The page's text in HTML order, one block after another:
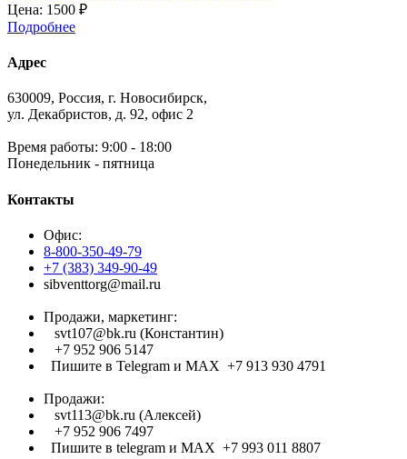
Цена: 1500 ₽
Подробнее
Адрес
630009, Россия, г. Новосибирск,
ул. Декабристов, д. 92, офис 2
Время работы: 9:00 - 18:00
Понедельник - пятница
Контакты
Офис:
8-800-350-49-79
+7 (383) 349-90-49
sibventtorg@mail.ru
Продажи, маркетинг:
svt107@bk.ru (Константин)
+7 952 906 5147
Пишите в Telegram и МАХ +7 913 930 4791
Продажи:
svt113@bk.ru (Алексей)
+7 952 906 7497
Пишите в telegram и МАХ +7 993 011 8807